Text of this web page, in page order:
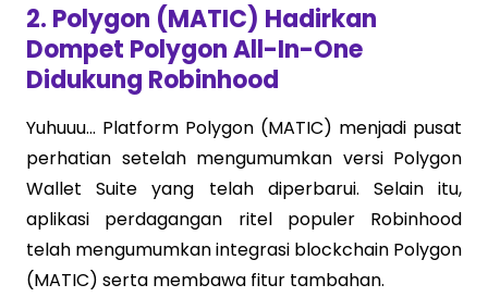
2. Polygon (MATIC) Hadirkan
Dompet Polygon All-In-One
Didukung Robinhood
Yuhuuu... Platform Polygon (MATIC) menjadi pusat
perhatian setelah mengumumkan versi Polygon
Wallet Suite yang telah diperbarui. Selain itu,
aplikasi perdagangan ritel populer Robinhood
telah mengumumkan integrasi blockchain Polygon
(MATIC) serta membawa fitur tambahan.